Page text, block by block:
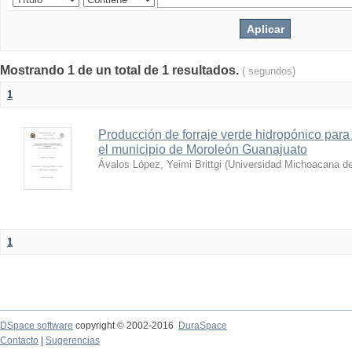
Mostrando 1 de un total de 1 resultados. ( segundos)
1
Producción de forraje verde hidropónico
el municipio de Moroleón Guanajuato
Ávalos López, Yeimi Brittgi (Universidad Michoacana
1
DSpace software copyright © 2002-2016
DuraSpace
Contacto
Sugerencias